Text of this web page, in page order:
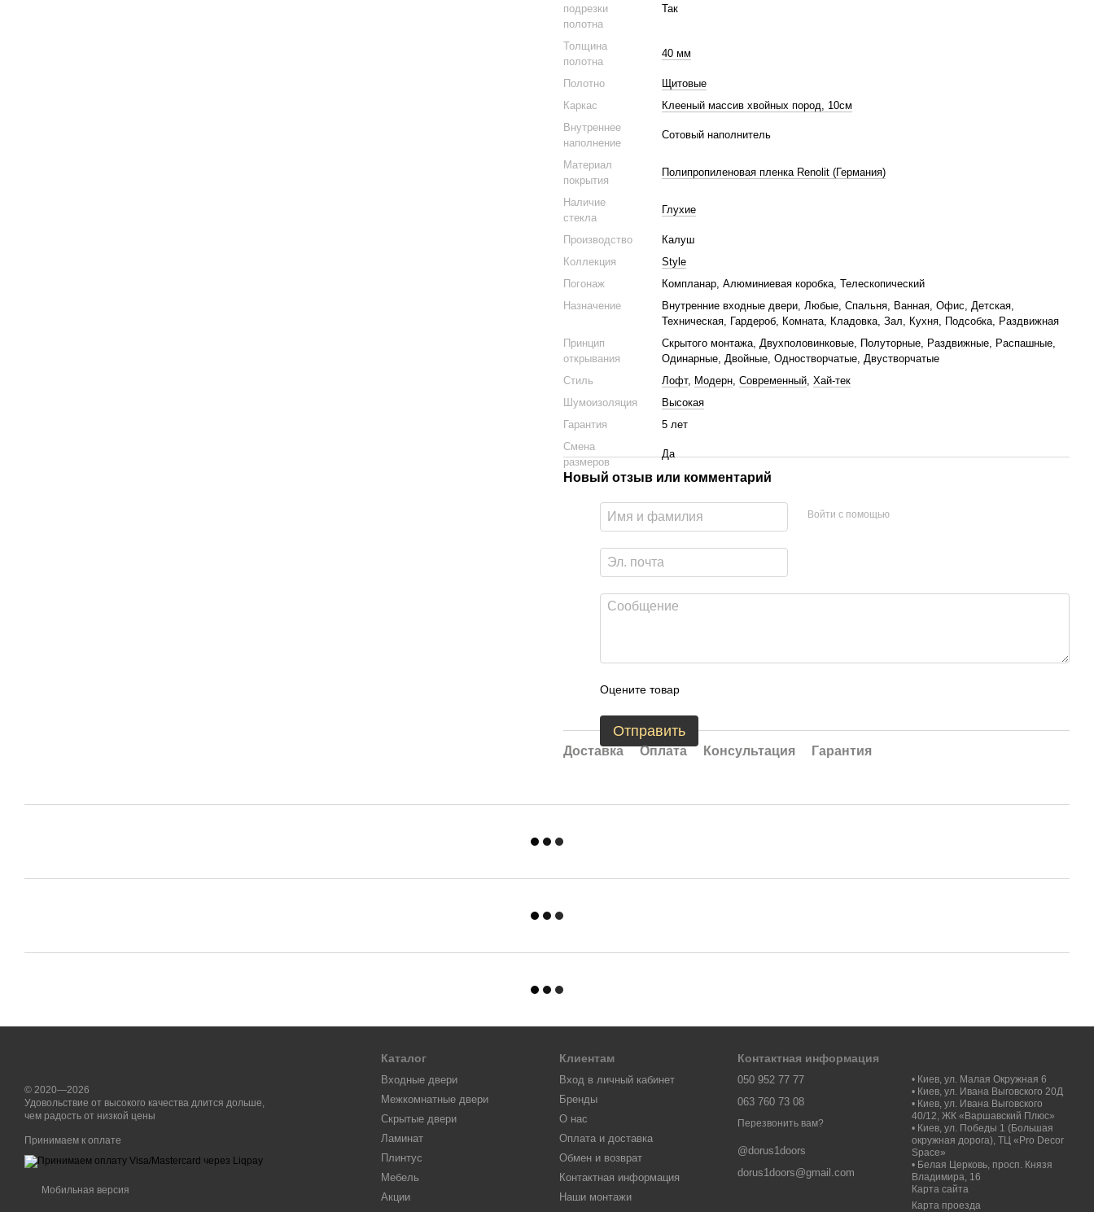
подрезки
полотна
Так
Толщина
полотна
40 мм
Полотно
Щитовые
Каркас
Клееный массив хвойных пород, 10см
Внутреннее
наполнение
Сотовый наполнитель
Материал
покрытия
Полипропиленовая пленка Renolit (Германия)
Наличие
стекла
Глухие
Производство
Калуш
Коллекция
Style
Погонаж
Компланар, Алюминиевая коробка, Телескопический
Назначение
Внутренние входные двери, Любые, Спальня, Ванная, Офис, Детская,
Техническая, Гардероб, Комната, Кладовка, Зал, Кухня, Подсобка, Раздвижная
Принцип
открывания
Скрытого монтажа, Двухполовинковые, Полуторные, Раздвижные, Распашные,
Одинарные, Двойные, Одностворчатые, Двустворчатые
Стиль
Лофт, Модерн, Современный, Хай-тек
Шумоизоляция
Высокая
Гарантия
5 лет
Смена
размеров
Да
Новый отзыв или комментарий
Войти с помощью
Оцените товар
Отправить
Доставка Оплата Консультация Гарантия
© 2020—2026
Удовольствие от высокого качества длится дольше,
чем радость от низкой цены
Принимаем к оплате
Мобильная версия
Каталог
Входные двери
Межкомнатные двери
Скрытые двери
Ламинат
Плинтус
Мебель
Акции
Клиентам
Вход в личный кабинет
Бренды
О нас
Оплата и доставка
Обмен и возврат
Контактная информация
Наши монтажи
Контактная информация
050 952 77 77
063 760 73 08
Перезвонить вам?
@dorus1doors
dorus1doors@gmail.com
• Киев, ул. Малая Окружная 6
• Киев, ул. Ивана Выговского 20Д
• Киев, ул. Ивана Выговского
40/12, ЖК «Варшавский Плюс»
• Киев, ул. Победы 1 (Большая
окружная дорога), ТЦ «Pro Decor
Space»
• Белая Церковь, просп. Князя
Владимира, 16
Карта сайта
Карта проезда